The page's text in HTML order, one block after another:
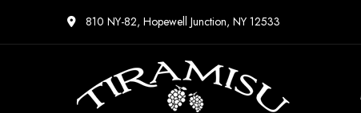
810 NY-82, Hopewell Junction, NY 12533